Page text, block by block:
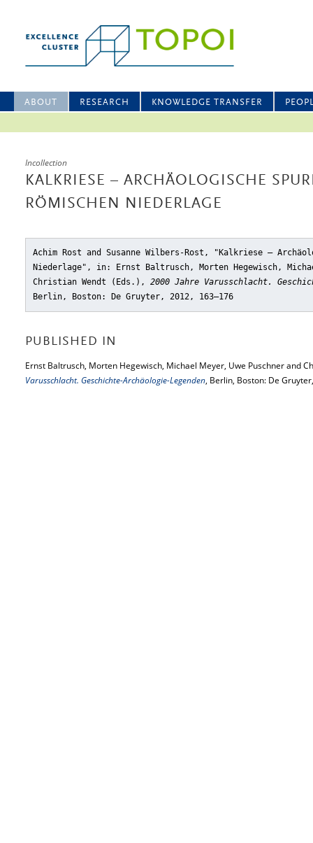
ABOUT RESEARCH KNOWLEDGE TRANSFER
Incollection
KALKRIESE – ARCHÄOLOGISCHE
RÖMISCHEN NIEDERLAGE
Achim Rost and Susanne Wilbers-Rost, "Kalkriese –
Niederlage" , in: Ernst Baltrusch, Morten Hegewisch,
Christian Wendt (Eds.), 2000 Jahre Varusschlacht.
Berlin, Boston: De Gruyter, 2012, 163–176
PUBLISHED IN
Ernst Baltrusch, Morten Hegewisch, Michael Meyer, Uwe Puschner and
Varusschlacht. Geschichte-Archäologie-Legenden, Berlin, Boston: De